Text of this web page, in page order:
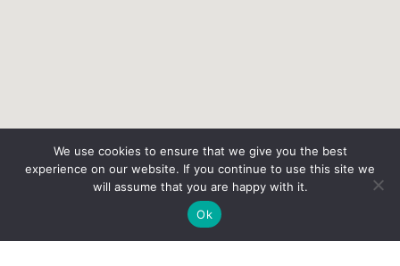
We use cookies to ensure that we give you the best
experience on our website. If you continue to use this site we
will assume that you are happy with it.
Ok